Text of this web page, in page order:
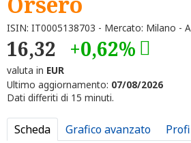
ISIN: IT0005138703 - Mercato: Milano -
16,32 +0,62%
valuta in EUR
Ultimo aggiornamento: 07/08/2026
Dati differiti di 15 minuti.
Scheda Grafico avanzato